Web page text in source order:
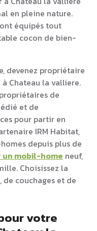
en pleine nature.
équipés tout
cocon de bien-
devenez propriétaire
Chateau la valliere.
de
et de
pour partir en
IRM Habitat,
depuis plus de
mobil-home neuf,
Choisissez la
de couchages et de
votre